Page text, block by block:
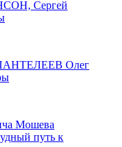
Сергей
ПАНТЕЛЕЕВ Олег
Мошева
путь к